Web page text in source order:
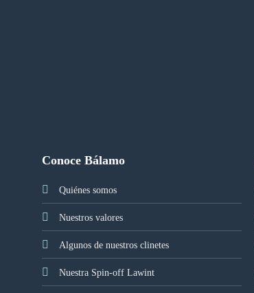
Conoce Bálamo
Quiénes somos
Nuestros valores
Algunos de nuestros clinetes
Nuestra Spin-off Lawint